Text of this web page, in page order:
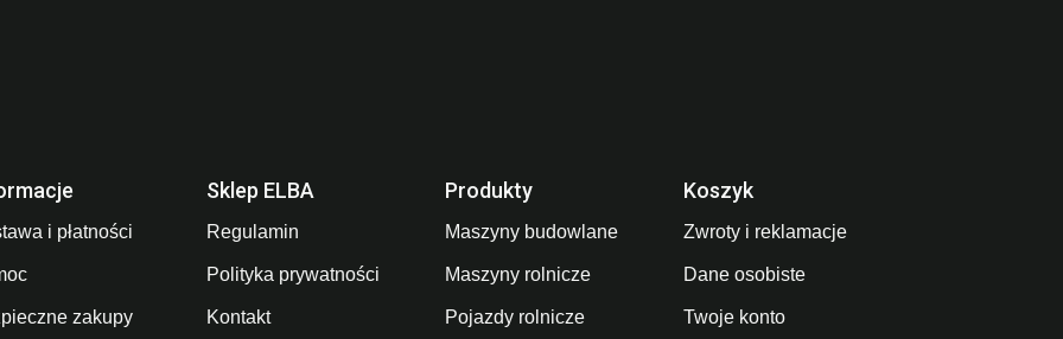
i płatności
zakupy
Sklep ELBA
Regulamin
Polityka prywatności
Kontakt
Produkty
Maszyny budowlane
Maszyny rolnicze
Pojazdy rolnicze
Koszyk
Zwroty i reklamacje
Dane osobiste
Twoje konto